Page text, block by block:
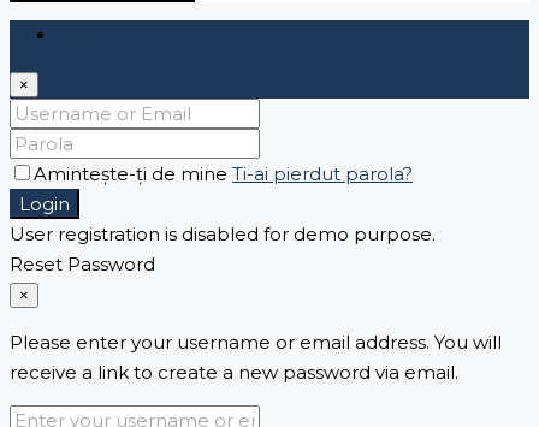
×
Amintește-ți de mine Ti-ai pierdut parola?
Login
User registration is disabled for demo purpose.
Reset Password
×
Please enter your username or email address. You will
receive a link to create a new password via email.